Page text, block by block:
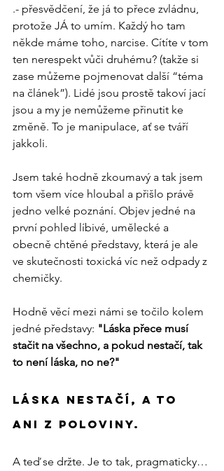
.- přesvědčení, že já to přece zvládnu,
protože JÁ to umím. Každý ho tam
někde máme toho, narcise. Cítíte v tom
ten nerespekt vůči druhému? (takže si
zase můžeme pojmenovat další “téma
na článek”). Lidé jsou prostě takoví jací
jsou a my je nemůžeme přinutit ke
změně. To je manipulace, ať se tváří
jakkoli.
Jsem také hodně zkoumavý a tak jsem
tom všem více hloubal a přišlo právě
jedno velké poznání. Objev jedné na
první pohled líbivé, umělecké a
obecně chtěné představy, která je ale
ve skutečnosti toxická víc než odpady z
chemičky.
Hodně věcí mezi námi se točilo kolem
jedné představy: "Láska přece musí
stačit na všechno, a pokud nestačí, tak
to není láska, no ne?"
Láska nestačí, a to
ani z poloviny.
A teď se držte. Je to tak, pragmaticky…